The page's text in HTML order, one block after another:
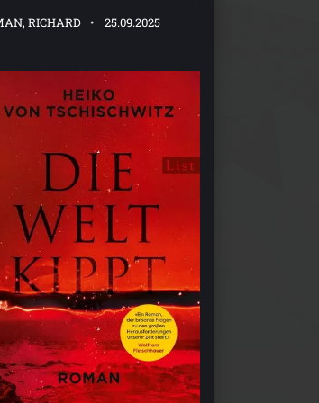
RICHARD 25.09.2025